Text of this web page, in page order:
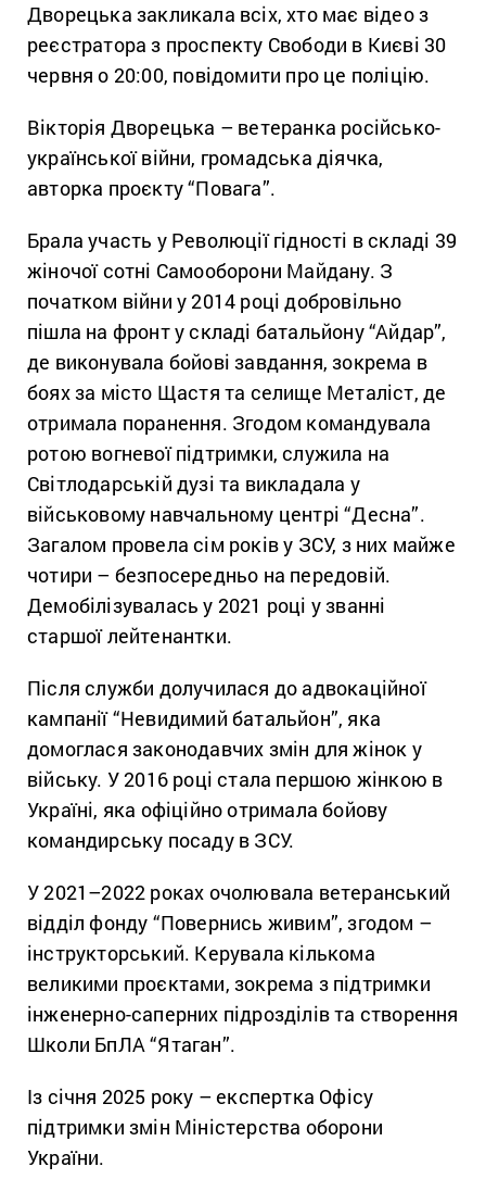
Дворецька закликала всіх, хто має відео з
реєстратора з проспекту Свободи в Києві 30
червня о 20:00, повідомити про це поліцію.
Вікторія Дворецька – ветеранка російсько-
української війни, громадська діячка,
авторка проєкту “Повага”.
Брала участь у Революції гідності в складі 39
жіночої сотні Самооборони Майдану. З
початком війни у 2014 році добровільно
пішла на фронт у складі батальйону “Айдар”,
де виконувала бойові завдання, зокрема в
боях за місто Щастя та селище Металіст, де
отримала поранення. Згодом командувала
ротою вогневої підтримки, служила на
Світлодарській дузі та викладала у
військовому навчальному центрі “Десна”.
Загалом провела сім років у ЗСУ, з них майже
чотири – безпосередньо на передовій.
Демобілізувалась у 2021 році у званні
старшої лейтенантки.
Після служби долучилася до адвокаційної
кампанії “Невидимий батальйон”, яка
домоглася законодавчих змін для жінок у
війську. У 2016 році стала першою жінкою в
Україні, яка офіційно отримала бойову
командирську посаду в ЗСУ.
У 2021–2022 роках очолювала ветеранський
відділ фонду “Повернись живим”, згодом –
інструкторський. Керувала кількома
великими проєктами, зокрема з підтримки
інженерно-саперних підрозділів та створення
Школи БпЛА “Ятаган”.
Із січня 2025 року – експертка Офісу
підтримки змін Міністерства оборони
України.